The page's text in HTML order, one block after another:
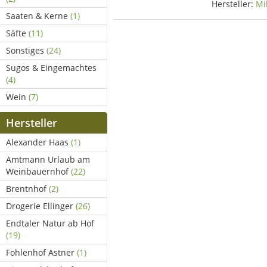
Saaten & Kerne (1)
Säfte (11)
Sonstiges (24)
Sugos & Eingemachtes
(4)
Wein (7)
Hersteller
Alexander Haas (1)
Amtmann Urlaub am
Weinbauernhof(22)
Brentnhof(2)
Drogerie Ellinger (26)
Endtaler Natur ab Hof
(19)
Fohlenhof Astner (1)
Hersteller: